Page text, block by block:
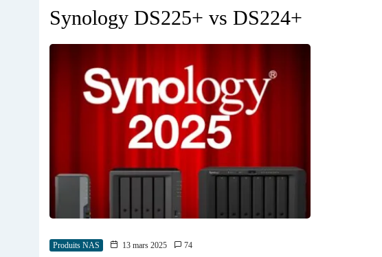
Synology DS225+ vs DS224+
Produits NAS 13 mars 2025 74